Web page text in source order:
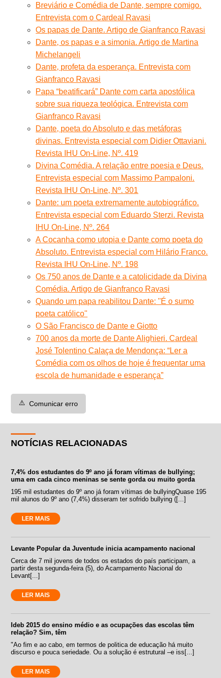
Breviário e Comédia de Dante, sempre comigo.
Entrevista com o Cardeal Ravasi
Os papas de Dante. Artigo de Gianfranco Ravasi
Dante, os papas e a simonia. Artigo de Martina
Michelangeli
Dante, profeta da esperança. Entrevista com
Gianfranco Ravasi
Papa “beatificará” Dante com carta apostólica
sobre sua riqueza teológica. Entrevista com
Gianfranco Ravasi
Dante, poeta do Absoluto e das metáforas
divinas. Entrevista especial com Didier Ottaviani.
Revista IHU On-Line, Nº. 419
Divina Comédia. A relação entre poesia e Deus.
Entrevista especial com Massimo Pampaloni.
Revista IHU On-Line, Nº. 301
Dante: um poeta extremamente autobiográfico.
Entrevista especial com Eduardo Sterzi. Revista
IHU On-Line, Nº. 264
A Cocanha como utopia e Dante como poeta do
Absoluto. Entrevista especial com Hilário Franco.
Revista IHU On-Line, Nº. 198
Os 750 anos de Dante e a catolicidade da Divina
Comédia. Artigo de Gianfranco Ravasi
Quando um papa reabilitou Dante: ''É o sumo
poeta católico''
O São Francisco de Dante e Giotto
700 anos da morte de Dante Alighieri. Cardeal
José Tolentino Calaça de Mendonça: “Ler a
Comédia com os olhos de hoje é frequentar uma
escola de humanidade e esperança”
⚠️ Comunicar erro
NOTÍCIAS RELACIONADAS
7,4% dos estudantes do 9º ano já foram vítimas de bullying;
uma em cada cinco meninas se sente gorda ou muito gorda
195 mil estudantes do 9º ano já foram vítimas de bullyingQuase 195
mil alunos do 9º ano (7,4%) disseram ter sofrido bullying ([...]
LER MAIS
Levante Popular da Juventude inicia acampamento nacional
Cerca de 7 mil jovens de todos os estados do país participam, a
partir desta segunda-feira (5), do Acampamento Nacional do
Levant[...]
LER MAIS
Ideb 2015 do ensino médio e as ocupações das escolas têm
relação? Sim, têm
"Ao fim e ao cabo, em termos de politica de educação há muito
discurso e pouca seriedade. Ou a solução é estrutural –e iss[...]
LER MAIS